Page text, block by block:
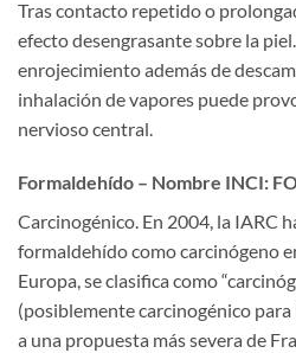
Tras contacto repetido o
efecto desengrasante sobre la
enrojecimiento además de
inhalación de vapores puede
nervioso central.
Formaldehído – Nombre INCI:
Carcinogénico. En 2004, la IARC
formaldehído como carcinógeno
Europa, se clasifica como
(posiblemente carcinogénico
a una propuesta más severa de